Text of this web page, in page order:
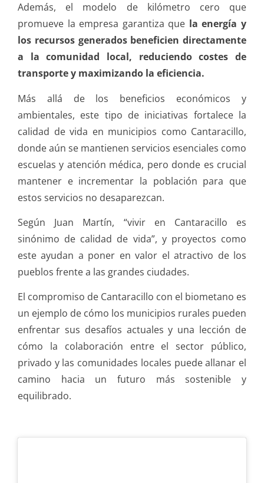
Además, el modelo de kilómetro cero que
promueve la empresa garantiza que la energía y
los recursos generados beneficien directamente
a la comunidad local, reduciendo costes de
transporte y maximizando la eficiencia.
Más allá de los beneficios económicos y
ambientales, este tipo de iniciativas fortalece la
calidad de vida en municipios como Cantaracillo,
donde aún se mantienen servicios esenciales como
escuelas y atención médica, pero donde es crucial
mantener e incrementar la población para que
estos servicios no desaparezcan.
Según Juan Martín, “vivir en Cantaracillo es
sinónimo de calidad de vida”, y proyectos como
este ayudan a poner en valor el atractivo de los
pueblos frente a las grandes ciudades.
El compromiso de Cantaracillo con el biometano es
un ejemplo de cómo los municipios rurales pueden
enfrentar sus desafíos actuales y una lección de
cómo la colaboración entre el sector público,
privado y las comunidades locales puede allanar el
camino hacia un futuro más sostenible y
equilibrado.